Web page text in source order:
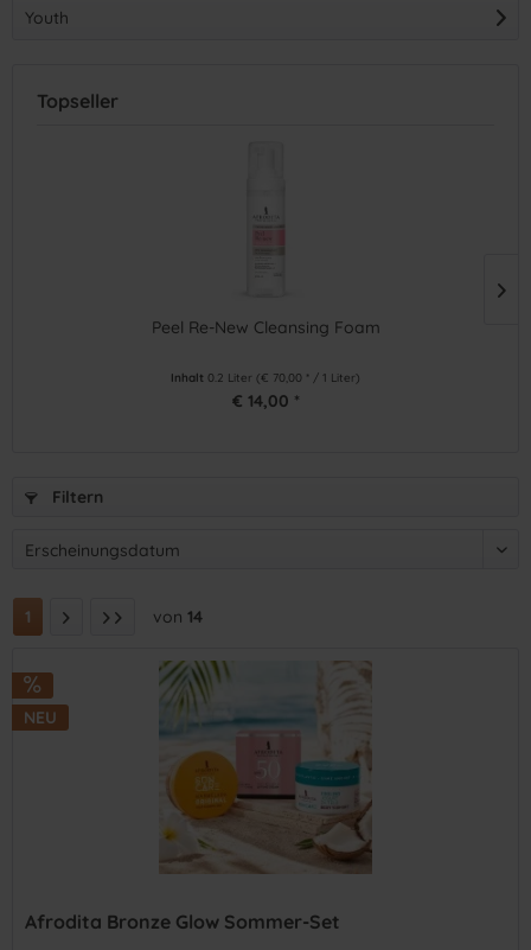
Youth
Topseller
Peel Re-New Cleansing Foam
Inhalt 0.2 Liter (€ 70,00 * / 1 Liter)
€ 14,00 *
Filtern
1 von 14
NEU
Afrodita Bronze Glow Sommer-Set